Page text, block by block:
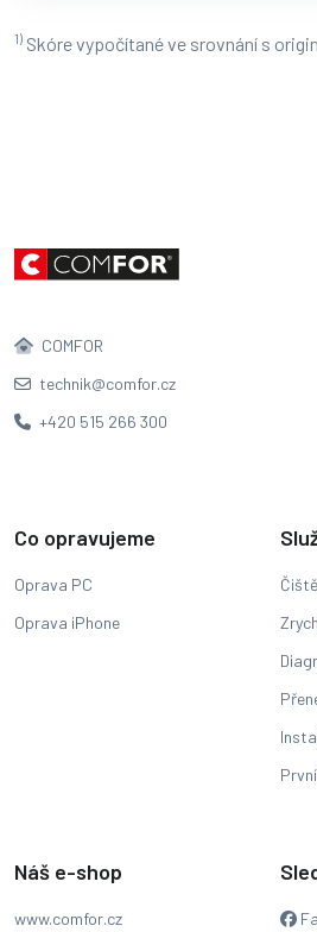
1) Skóre vypočítané ve srovnání s
COMFOR
technik@comfor.cz
+420 515 266 300
Co opravujeme
Oprava PC
Oprava iPhone
Náš e-shop
www.comfor.cz